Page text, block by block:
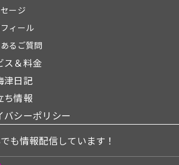
ージ
ィール
るご質問
ス＆料金
津日記
ち情報
バシーポリシー
も情報配信しています！